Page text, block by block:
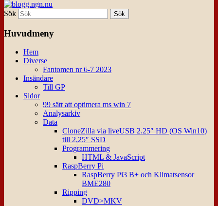
Sök
Huvudmeny
Hem
Diverse
Fantomen nr 6-7 2023
Insändare
Till GP
Sidor
99 sätt att optimera ms win 7
Analysarkiv
Data
CloneZilla via liveUSB 2.25″ HD (OS Win10)
till 2,25″ SSD
Programmering
HTML & JavaScript
RaspBerry Pi
RaspBerry Pi3 B+ och Klimatsensor
BME280
Ripping
DVD>MKV